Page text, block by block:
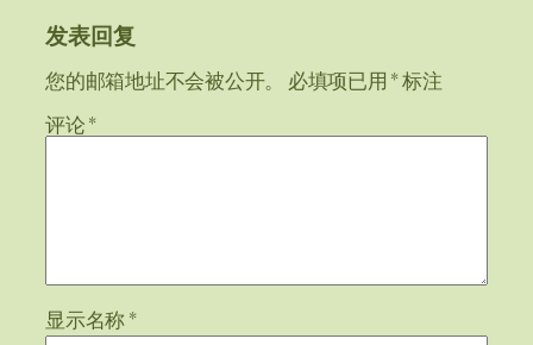
发表回复
您的邮箱地址不会被公开。 必填项已用 *标注
评论*
显示名称*